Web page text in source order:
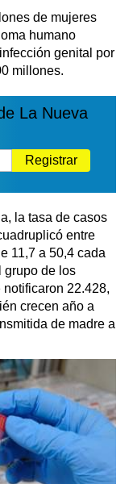
de mujeres
humano
genital por
millones.
La Nueva
Registrar
la tasa de casos
entre
11,7 a 50,4 cada
grupo de los
22.428,
crecen año a
de madre a